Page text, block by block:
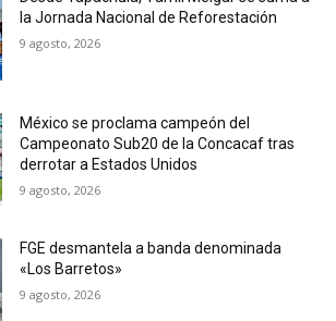
la Jornada Nacional de Reforestación
9 agosto, 2026
México se proclama campeón del
Campeonato Sub20 de la Concacaf tras
derrotar a Estados Unidos
9 agosto, 2026
FGE desmantela a banda denominada
«Los Barretos»
9 agosto, 2026